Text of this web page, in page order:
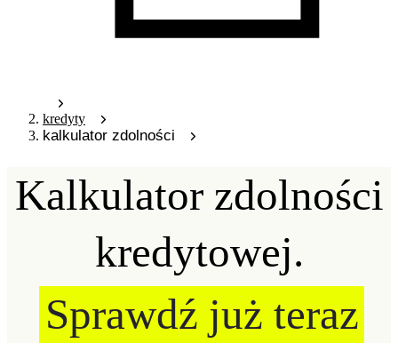
kredyty
kalkulator zdolności
Kalkulator zdolności
kredytowej.
Sprawdź już teraz